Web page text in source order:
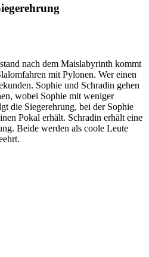
nach dem Maislabyrinth kommt
mit Pylonen. Wer einen
Sophie und Schradin gehen
wobei Sophie mit weniger
die Siegerehrung, bei der Sophie
Pokal erhält. Schradin erhält eine
Beide werden als coole Leute